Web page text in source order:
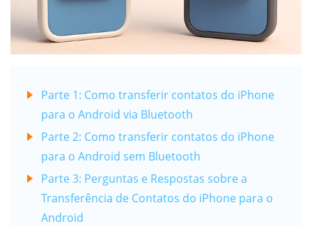
Parte 1: Como transferir contatos do iPhone
para o Android via Bluetooth
Parte 2: Como transferir contatos do iPhone
para o Android sem Bluetooth
Parte 3: Perguntas e Respostas sobre a
Transferência de Contatos do iPhone para o
Android